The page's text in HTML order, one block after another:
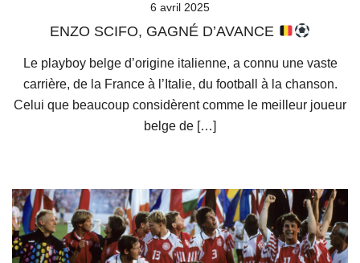
6 avril 2025
ENZO SCIFO, GAGNÉ D’AVANCE
Le playboy belge d’origine italienne, a connu une vaste
carrière, de la France à l’Italie, du football à la chanson.
Celui que beaucoup considèrent comme le meilleur joueur
belge de […]